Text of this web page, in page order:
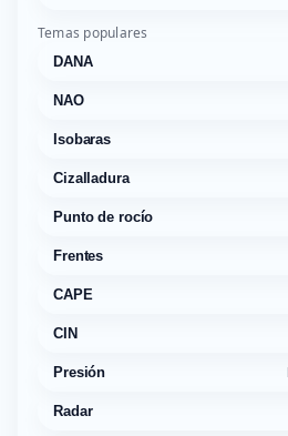
Temas populares
DANA
NAO
Isobaras
Cizalladura
Punto de rocío
Frentes
CAPE
CIN
Presión
Radar